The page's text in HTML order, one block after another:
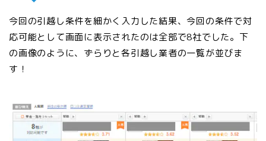
今回の引越し条件を細かく入力した結果、今回の条件で対
応可能として画面に表示されたのは全部で8社でした。下
の画像のように、ずらりと各引越し業者の一覧が並びま
す！